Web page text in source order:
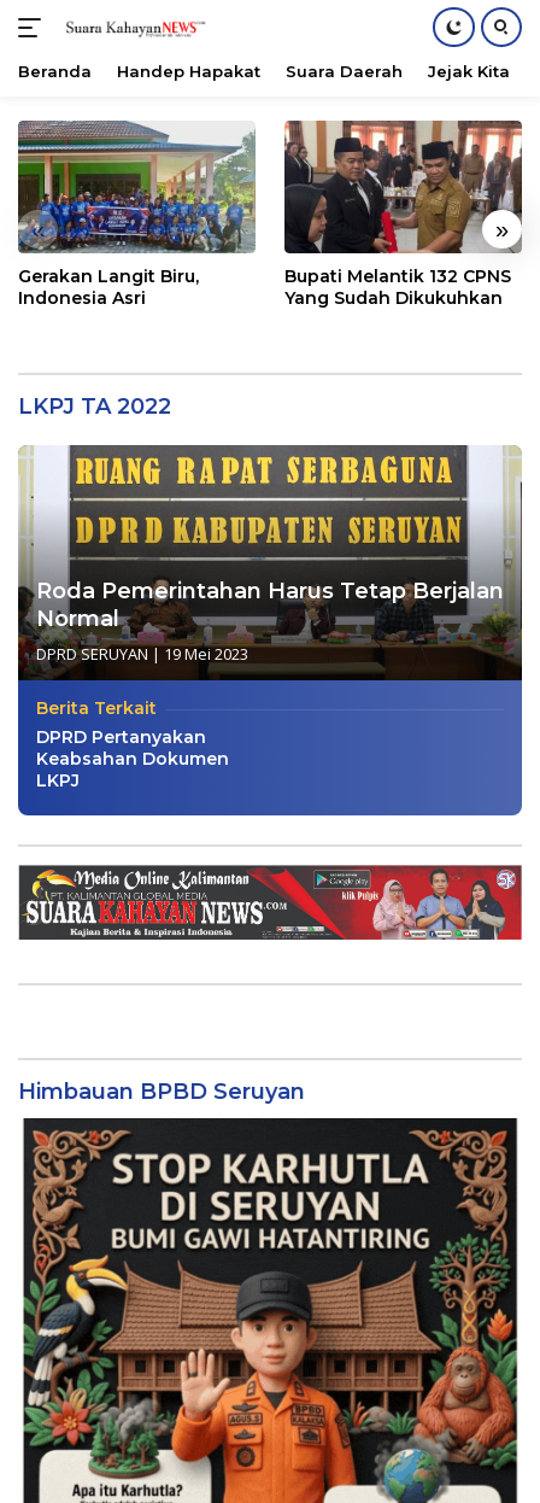
konten
Beranda Handep Hapakat Suara Daerah Jejak Kita
« »
Gerakan Langit Biru,
Indonesia Asri
Bupati Melantik 132 CPNS
Yang Sudah Dikukuhkan
LKPJ TA 2022
Roda Pemerintahan Harus Tetap Berjalan
Normal
DPRD SERUYAN | 19 Mei 2023
Berita Terkait
DPRD Pertanyakan
Keabsahan Dokumen
LKPJ
Himbauan BPBD Seruyan